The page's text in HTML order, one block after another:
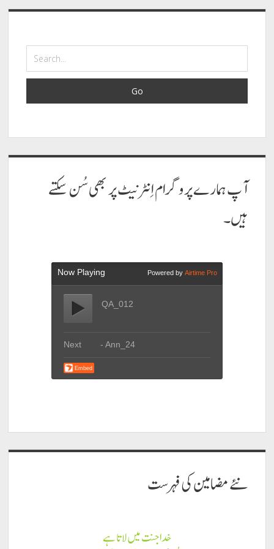
والا
خدا
ہے
Sidebar
Search
آپ ہمارے پروگرام اِنٹرنیٹ پر بھی سُن سکتے
ہیں۔
نئے مضامين كى فہرست
خدا جنت میں لاتا ہے